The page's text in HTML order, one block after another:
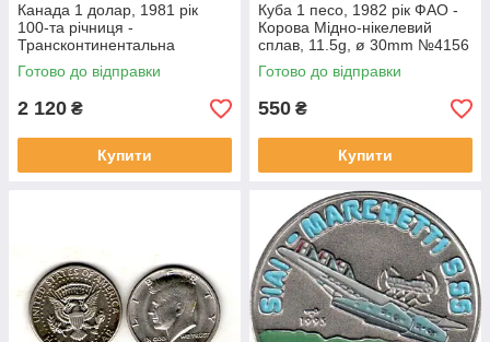
Канада 1 долар, 1981 рік
100-та річниця -
Трансконтинентальна
залізниця Срібло 0.500,
23.32g, ø 36mm
Готово до відправки
2 120 ₴
Купити
Куба 1 песо, 1982 рік ФАО -
Корова Мідно-нікелевий
сплав, 11.5g, ø 30mm №4156
Готово до відправки
550 ₴
Купити